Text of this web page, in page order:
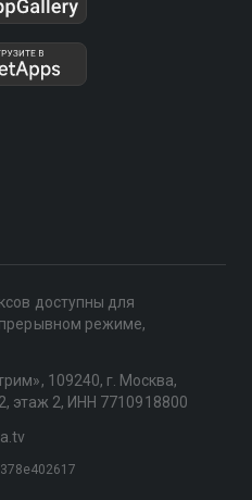
доступны для
режиме,
109240, г. Москва,
этаж 2, ИНН 7710918800